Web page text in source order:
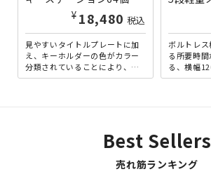
¥ 18,480 税込
見やすいタイトルプレートに加
え、キーホルダーの色がカラー
分類されていることにより、ス
ムーズなカギの整理保管を実現
ボルトレ
る所要時
る、横幅
の5段軽量
Best Sellers
売れ筋ランキング